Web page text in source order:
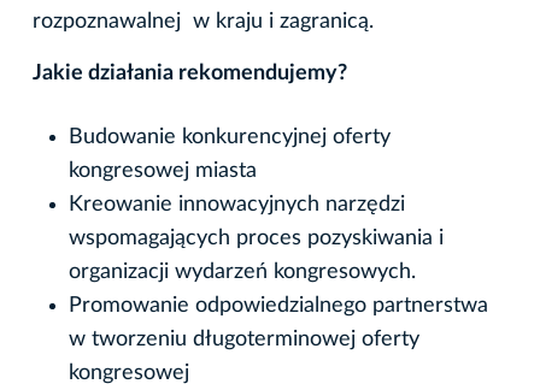
rozpoznawalnej w kraju i zagranicą.
Jakie działania rekomendujemy?
Budowanie konkurencyjnej oferty
kongresowej miasta
Kreowanie innowacyjnych narzędzi
wspomagających proces pozyskiwania i
organizacji wydarzeń kongresowych.
Promowanie odpowiedzialnego partnerstwa
w tworzeniu długoterminowej oferty
kongresowej